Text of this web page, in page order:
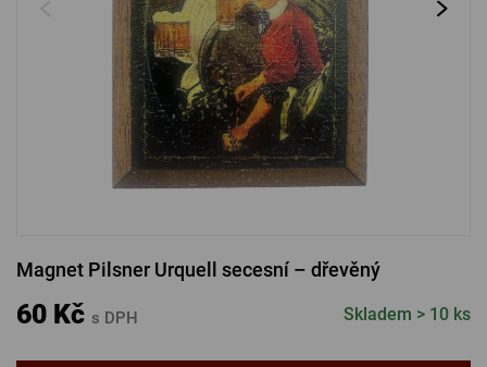
Zapomenuté heslo Nová registrace
PŘIHLÁSIT PŘES FACEBOOK
Magnet Pilsner Urquell secesní – dřevěný
60 Kč s DPH Skladem > 10 ks